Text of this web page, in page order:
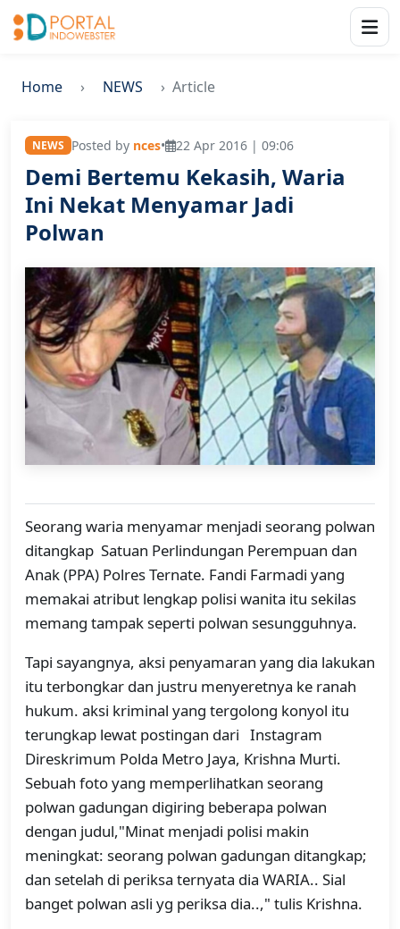
Home NEWS Article
NEWS Posted by nces• 22 Apr 2016 | 09:06
Demi Bertemu Kekasih, Waria
Ini Nekat Menyamar Jadi
Polwan
Seorang waria menyamar menjadi seorang polwan
ditangkap Satuan Perlindungan Perempuan dan
Anak (PPA) Polres Ternate. Fandi Farmadi yang
memakai atribut lengkap polisi wanita itu sekilas
memang tampak seperti polwan sesungguhnya.
Tapi sayangnya, aksi penyamaran yang dia lakukan
itu terbongkar dan justru menyeretnya ke ranah
hukum. aksi kriminal yang tergolong konyol itu
terungkap lewat postingan dari Instagram
Direskrimum Polda Metro Jaya, Krishna Murti.
Sebuah foto yang memperlihatkan seorang
polwan gadungan digiring beberapa polwan
dengan judul,"Minat menjadi polisi makin
meningkat: seorang polwan gadungan ditangkap;
dan setelah di periksa ternyata dia WARIA.. Sial
banget polwan asli yg periksa dia..," tulis Krishna.